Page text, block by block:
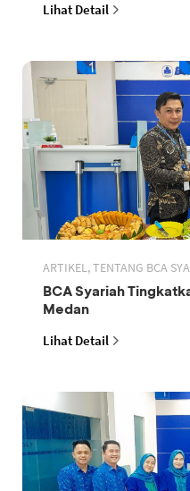
Lihat Detail
ARTIKEL, TENTANG BCA
BCA Syariah
Medan
Lihat Detail